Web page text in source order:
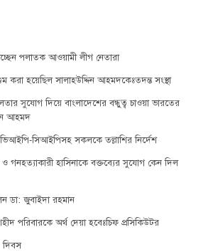
পলাতক আওয়ামী লীগ নেতারা
করা হয়েছিল সালাহউদ্দিন আহমদকেঃতদন্ত সংস্থা
সুযোগ দিয়ে বাংলাদেশের বন্ধুত্ব চাওয়া ভারতের
আহমদ
সিআইপিসহ সকলকে তল্লাশির নির্দেশ
গনহত্যাকারী হাসিনাকে বক্তব্যের সুযোগ কেন দিল
ডা: জুবাইদা রহমান
পরিবারকে অর্থ দেয়া হবেঃচিফ প্রসিকিউটর
দিবস